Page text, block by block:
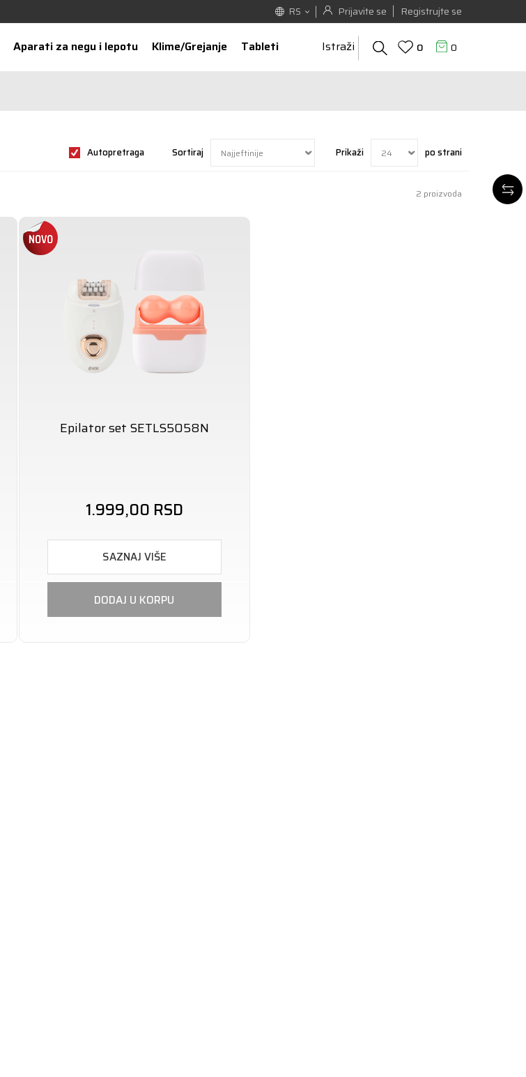
Prijavite se Registrujte se
RS
Aparati za negu i lepotu Klime/Grejanje Tableti Istraži 0 0
Autopretraga Sortiraj Prikaži po strani
2 proizvoda
Epilator set SETLS5058N
1.999,00 RSD
SAZNAJ VIŠE
DODAJ U KORPU